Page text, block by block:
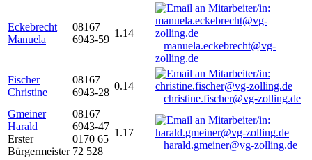
Eckebrecht
Manuela
08167
6943-59
1.14
manuela.eckebrecht@vg-
zolling.de
Fischer
Christine
08167
6943-28
0.14
christine.fischer@vg-zolling.de
Gmeiner
Harald
Erster
Bürgermeister
08167
6943-47
0170 65
72 528
1.17
harald.gmeiner@vg-zolling.de